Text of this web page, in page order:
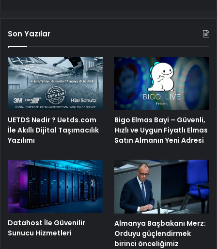
Son Yazılar
UETDS Nedir ? Uetds.com
İle Akıllı Dijital Taşımacılık
Yazılımı
Bigo Elmas Bayi – Güvenli,
Hızlı ve Uygun Fiyatlı Elmas
Satın Almanın Yeni Adresi
Datahost İle Güvenilir
Sunucu Hizmetleri
Almanya Başbakanı Merz:
Orduyu güçlendirmek
birinci önceliğimiz